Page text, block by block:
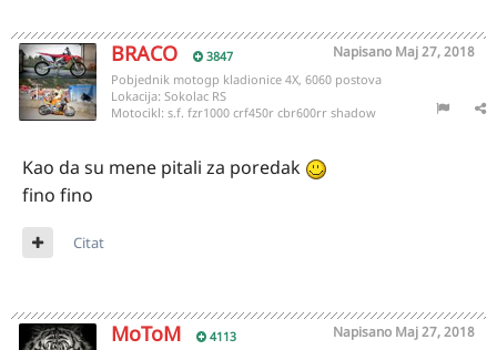
BRACO 3847 Napisano Maj 27, 2018
Pobjednik motogp kladionice 4X, 6060 postova
Lokacija: Sokolac RS
Motocikl: s.f. fzr1000 crf450r cbr600rr shadow
Kao da su mene pitali za poredak
fino fino
Citat
MoToM 4113 Napisano Maj 27, 2018